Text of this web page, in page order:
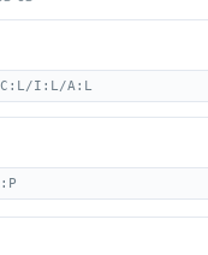
C:L/I:L/A:L